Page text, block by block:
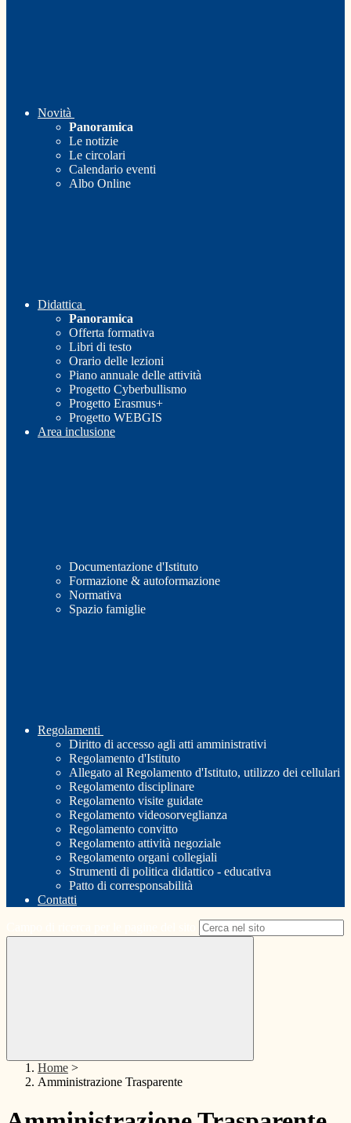
Novità
Panoramica
Le notizie
Le circolari
Calendario eventi
Albo Online
Didattica
Panoramica
Offerta formativa
Libri di testo
Orario delle lezioni
Piano annuale delle attività
Progetto Cyberbullismo
Progetto Erasmus+
Progetto WEBGIS
Area inclusione
Documentazione d'Istituto
Formazione & autoformazione
Normativa
Spazio famiglie
Regolamenti
Diritto di accesso agli atti amministrativi
Regolamento d'Istituto
Allegato al Regolamento d'Istituto, utilizzo dei cellulari
Regolamento disciplinare
Regolamento visite guidate
Regolamento videosorveglianza
Regolamento convitto
Regolamento attività negoziale
Regolamento organi collegiali
Strumenti di politica didattico - educativa
Patto di corresponsabilità
Contatti
Home >
Amministrazione Trasparente